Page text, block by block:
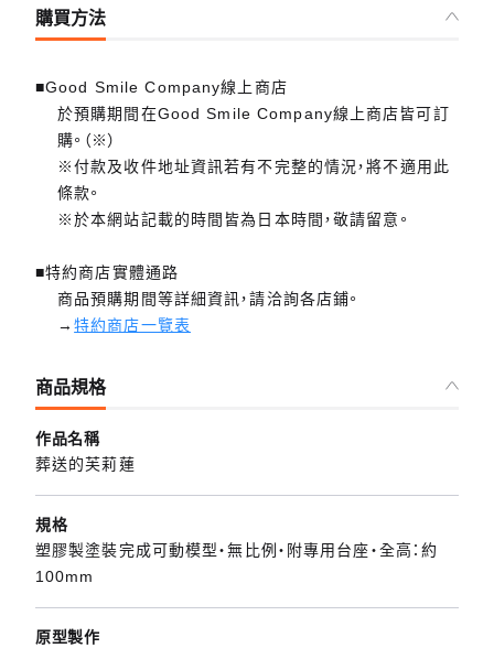
購買方法
■Good Smile Company線上商店
於預購期間在Good Smile Company線上商店皆可訂
購。（※）
※付款及收件地址資訊若有不完整的情況，將不適用此
條款。
※於本網站記載的時間皆為日本時間，敬請留意。
■特約商店實體通路
商品預購期間等詳細資訊，請洽詢各店鋪。
→特約商店一覽表
商品規格
作品名稱
葬送的芙莉蓮
規格
塑膠製塗裝完成可動模型・無比例・附專用台座・全高：約
100mm
原型製作